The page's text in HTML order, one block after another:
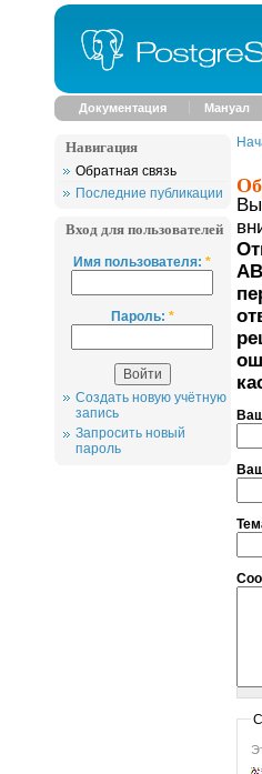
Документация Мануал
Навигация
Обратная связь
Последние публикации
Вход для пользователей
Имя пользователя:*
Пароль: *
Создать новую учётную
запись
Запросить новый
пароль